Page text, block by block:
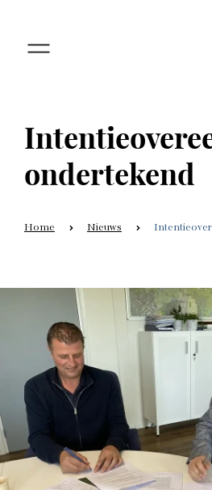
ondertekend
Home Nieuws